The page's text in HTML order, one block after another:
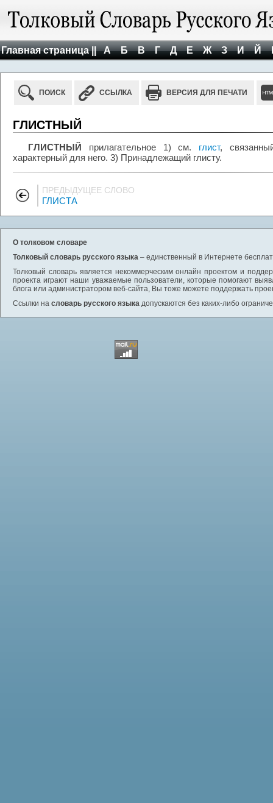
Главная страница || А Б В Г Д Е Ж З И Й
ПОИСК ССЫЛКА ВЕРСИЯ ДЛЯ ПЕЧАТИ
ГЛИСТНЫЙ
ГЛИСТНЫЙ прилагательное 1) см. глист,
характерный для него. 3) Принадлежащий глисту.
ПРЕДЫДУЩЕЕ СЛОВО
ГЛИСТА
О толковом словаре
Толковый словарь русского языка – единственный в Интернете
Толковый словарь является некоммерческим онлайн проектом и
проекта играют наши уважаемые пользователи, которые помогают
блога или администратором веб-сайта, Вы тоже можете поддержать
Ссылки на словарь русского языка допускаются без каких-либо